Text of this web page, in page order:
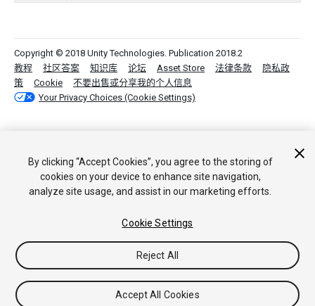
Copyright © 2018 Unity Technologies. Publication 2018.2
教程
社区答案 知识库 论坛 Asset Store 法律条款
隐私政
策
Cookie
不要出售或分享我的个人信息
Your Privacy Choices (Cookie Settings)
By clicking “Accept Cookies”, you agree to the storing of
cookies on your device to enhance site navigation,
analyze site usage, and assist in our marketing efforts.
Cookie Settings
Reject All
Accept All Cookies